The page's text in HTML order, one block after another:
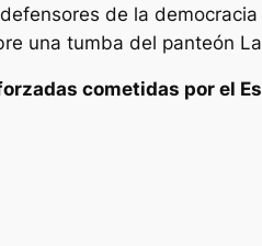
de la
una tumba del panteón
cometidas por el